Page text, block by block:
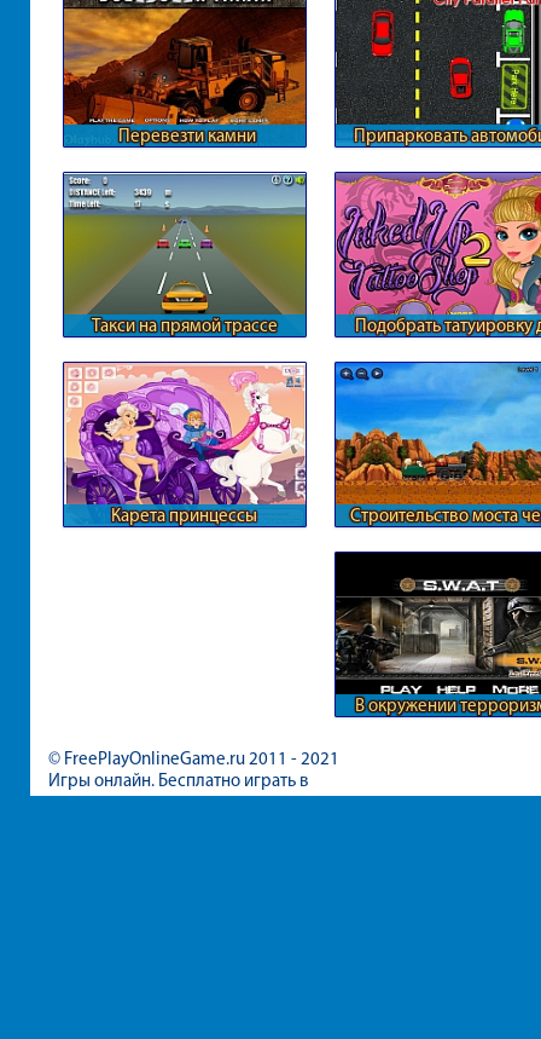
Перевезти камни
Припарковать
Такси на прямой трассе
Подобрать татуировку
Карета принцессы
Строительство моста
В окружении
© FreePlayOnlineGame.ru 2011 - 2021
Игры онлайн. Бесплатно играть в
игры для девочек и мальчиков